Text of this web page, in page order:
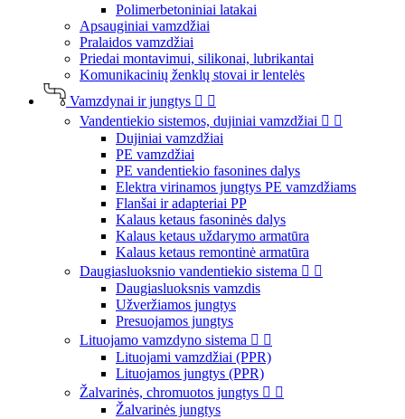
Polimerbetoniniai latakai
Apsauginiai vamzdžiai
Pralaidos vamzdžiai
Priedai montavimui, silikonai, lubrikantai
Komunikacinių ženklų stovai ir lentelės
Vamzdynai ir jungtys  
Vandentiekio sistemos, dujiniai vamzdžiai  
Dujiniai vamzdžiai
PE vamzdžiai
PE vandentiekio fasonines dalys
Elektra virinamos jungtys PE vamzdžiams
Flanšai ir adapteriai PP
Kalaus ketaus fasoninės dalys
Kalaus ketaus uždarymo armatūra
Kalaus ketaus remontinė armatūra
Daugiasluoksnio vandentiekio sistema  
Daugiasluoksnis vamzdis
Užveržiamos jungtys
Presuojamos jungtys
Lituojamo vamzdyno sistema  
Lituojami vamzdžiai (PPR)
Lituojamos jungtys (PPR)
Žalvarinės, chromuotos jungtys  
Žalvarinės jungtys